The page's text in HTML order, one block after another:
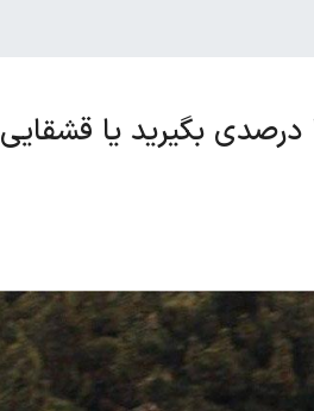
خداحافظی با لاماری ایما؛ انصراف بدهید و سود 100 درصدی بگیرید یا قشقایی